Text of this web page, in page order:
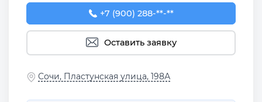
+7 (900) 288-00-08
+7 (900) 288-**-**
Оставить заявку
Сочи, Пластунская улица, 198А